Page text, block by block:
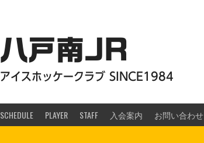
八戸南JR
アイスホッケークラブ SINCE1984
SCHEDULE PLAYER STAFF 入会案内 お問い合わせ